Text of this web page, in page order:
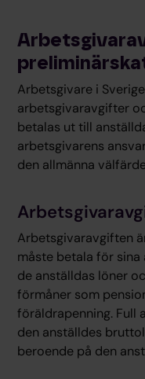
Arbetsgivare i
arbetsgivaravgifter
betalas ut till
arbetsgivarens
den allmänna
Arbetsgivaravgiften
måste betala för sina
de anställdas löner
förmåner som
föräldrapenning. Full
den anställdes
beroende på den